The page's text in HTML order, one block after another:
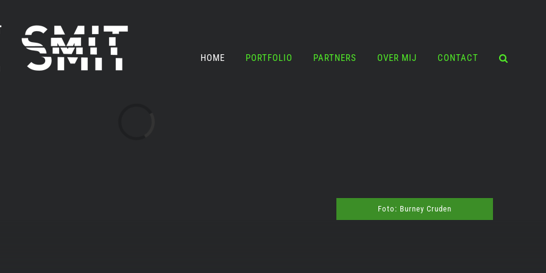
HOME PORTFOLIO PARTNERS OVER MIJ CONTACT
Foto: Burney Cruden